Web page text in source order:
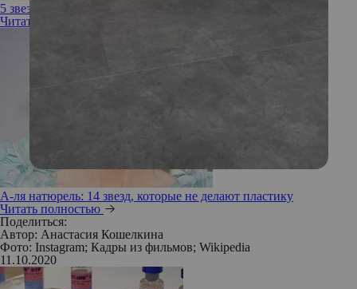
5 звезд, пожалевших, что не сделали пластику раньше
Читать полностью
А-ля натюрель: 14 звезд, которые не делают пластику
Читать полностью
Поделиться:
Автор: Анастасия Кошелкина
Фото: Instagram; Кадры из фильмов; Wikipedia
11.10.2020